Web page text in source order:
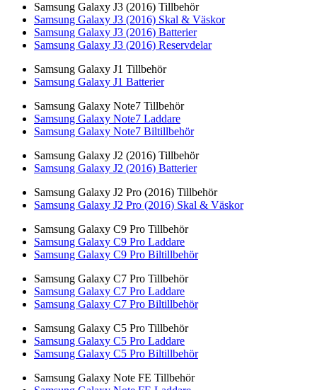
Samsung Galaxy J3 (2016) Tillbehör
Samsung Galaxy J3 (2016) Skal & Väskor
Samsung Galaxy J3 (2016) Batterier
Samsung Galaxy J3 (2016) Reservdelar
Samsung Galaxy J1 Tillbehör
Samsung Galaxy J1 Batterier
Samsung Galaxy Note7 Tillbehör
Samsung Galaxy Note7 Laddare
Samsung Galaxy Note7 Biltillbehör
Samsung Galaxy J2 (2016) Tillbehör
Samsung Galaxy J2 (2016) Batterier
Samsung Galaxy J2 Pro (2016) Tillbehör
Samsung Galaxy J2 Pro (2016) Skal & Väskor
Samsung Galaxy C9 Pro Tillbehör
Samsung Galaxy C9 Pro Laddare
Samsung Galaxy C9 Pro Biltillbehör
Samsung Galaxy C7 Pro Tillbehör
Samsung Galaxy C7 Pro Laddare
Samsung Galaxy C7 Pro Biltillbehör
Samsung Galaxy C5 Pro Tillbehör
Samsung Galaxy C5 Pro Laddare
Samsung Galaxy C5 Pro Biltillbehör
Samsung Galaxy Note FE Tillbehör